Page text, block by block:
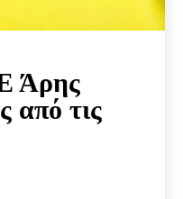
Άρης
από τις